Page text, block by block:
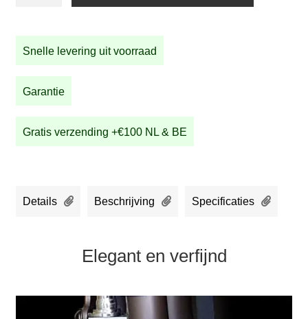
Bronze
aantal
Snelle levering uit voorraad
Garantie
Gratis verzending +€100 NL & BE
Details Beschrijving Specificaties
Elegant en verfijnd